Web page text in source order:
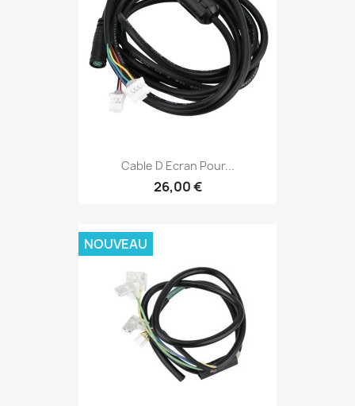
Cable D Ecran Pour...
26,00 €
NOUVEAU